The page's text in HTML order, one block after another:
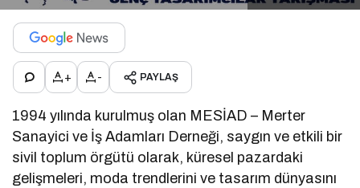
+ - PAYLAŞ
1994 yılında kurulmuş olan MESİAD – Merter
Sanayici ve İş Adamları Derneği, saygın ve etkili bir
sivil toplum örgütü olarak, küresel pazardaki
gelişmeleri, moda trendlerini ve tasarım dünyasını